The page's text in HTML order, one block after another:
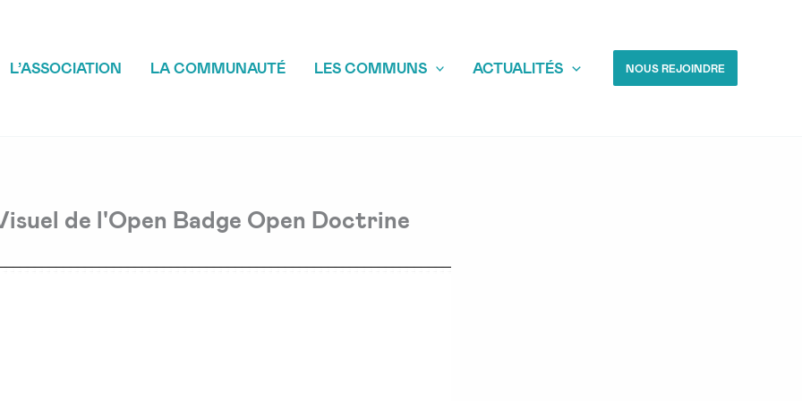
L’ASSOCIATION LA COMMUNAUTÉ LES COMMUNS ACTUALITÉS NOUS REJOINDRE
de l'Open Badge Open Doctrine